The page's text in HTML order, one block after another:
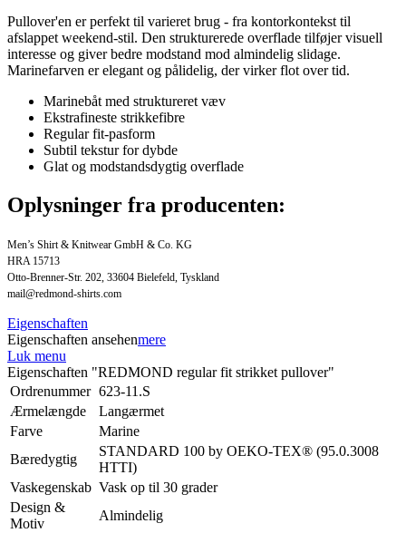
Pullover'en er perfekt til varieret brug - fra kontorkontekst til
afslappet weekend-stil. Den strukturerede overflade tilføjer visuell
interesse og giver bedre modstand mod almindelig slidage.
Marinefarven er elegant og pålidelig, der virker flot over tid.
Marinebåt med struktureret væv
Ekstrafineste strikkefibre
Regular fit-pasform
Subtil tekstur for dybde
Glat og modstandsdygtig overflade
Oplysninger fra producenten:
Men’s Shirt & Knitwear GmbH & Co. KG
HRA 15713
Otto-Brenner-Str. 202, 33604 Bielefeld, Tyskland
mail@redmond-shirts.com
Eigenschaften
Eigenschaften ansehenmere
Luk menu
Eigenschaften "REDMOND regular fit strikket pullover"
Ordrenummer 623-11.S
Ærmelængde
Langærmet
Farve
Marine
Bæredygtig
STANDARD 100 by OEKO-TEX® (95.0.3008
HTTI)
Vaskegenskab Vask op til 30 grader
Design &
Motiv
Almindelig